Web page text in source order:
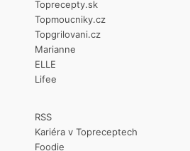
RSS
Kariéra v Topreceptech
Foodie
Toprecepty.sk
Topmoucniky.cz
Topgrilovani.cz
Marianne
ELLE
Lifee